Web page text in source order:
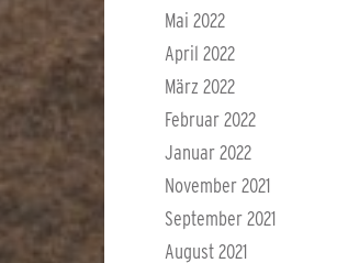
Mai 2022
April 2022
März 2022
Februar 2022
Januar 2022
November 2021
September 2021
August 2021